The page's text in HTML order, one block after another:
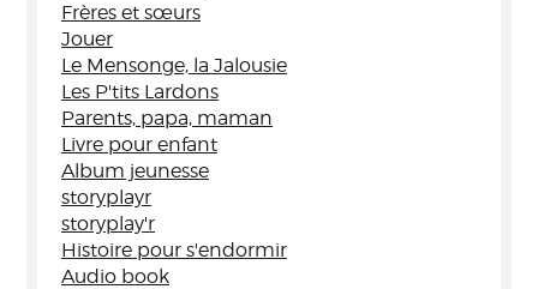
Frères et sœurs
Jouer
Le Mensonge, la Jalousie
Les P'tits Lardons
Parents, papa, maman
Livre pour enfant
Album jeunesse
storyplayr
storyplay'r
Histoire pour s'endormir
Audio book